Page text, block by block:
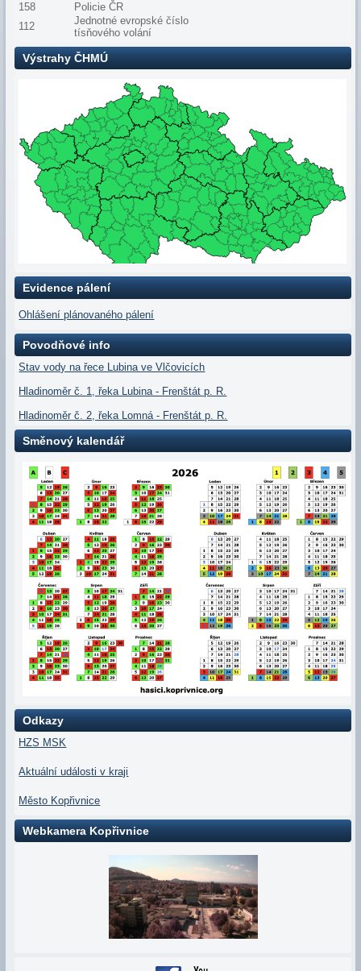
158
Policie ČR
112
Jednotné evropské číslo
tísňového volání
Výstrahy ČHMÚ
Evidence pálení
Ohlášení plánovaného pálení
Povodňové info
Stav vody na řece Lubina ve Vlčovicích
Hladinoměr č. 1, řeka Lubina - Frenštát p. R.
Hladinoměr č. 2, řeka Lomná - Frenštát p. R.
Směnový kalendář
Odkazy
HZS MSK
Aktuální události v kraji
Město Kopřivnice
Webkamera Kopřivnice